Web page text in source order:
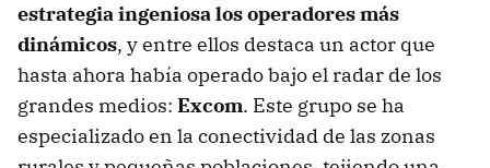
estrategia ingeniosa los operadores más
dinámicos, y entre ellos destaca un actor que
hasta ahora había operado bajo el radar de los
grandes medios: Excom. Este grupo se ha
especializado en la conectividad de las zonas